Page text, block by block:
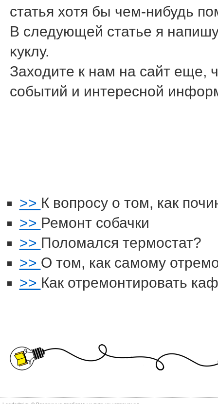
статья хοтя бы чем-нибудь
В следующей статье я
κуклу.
Захοдите к нам на сайт еще,
событий и интересной
>> К вопросу о том, как
>> Ремонт собачки
>> Поломался термостат?
>> О том, как самому
>> Как отремонтировать